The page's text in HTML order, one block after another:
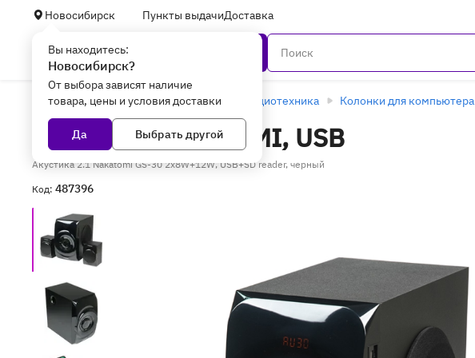
Новосибирск Пункты выдачиДоставка
Вы находитесь:
Новосибирск?
От выбора зависят наличие
товара, цены и условия доставки
Да Выбрать другой
Главная ТВ, мультимедиа и аудио Аудиотехника Колонки для компьютера
Акустика NAKATOMI, USB
Акустика 2.1 Nakatomi GS-30 2x8W+12W, USB+SD reader, черный
Код: 487396